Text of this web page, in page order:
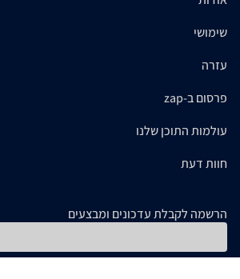
שימושי
עזרה
פרסום ב-zap
עולמות התוכן שלנו
חוות דעת
הרשמה לקבלת עדכונים ומבצעים